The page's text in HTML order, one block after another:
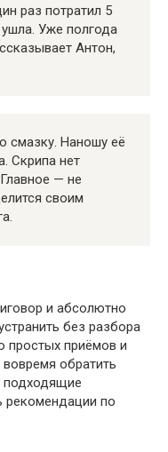
раз потратил 5
Уже полгода
Антон,
смазку. Наношу её
Скрипа нет
— не
своим
и абсолютно
без разбора
простых приёмов и
обратить
подходящие
рекомендации по